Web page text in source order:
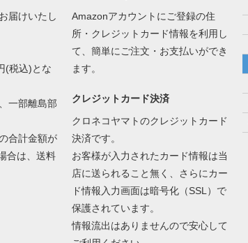
届けいたし
(税込)とな
一部離島部
合計金額が
合は、送料
Amazonアカウントにご登録の住
所・クレジットカード情報を利用し
て、簡単にご注文・お支払いができ
ます。
クレジットカード決済
クロネコヤマトのクレジットカード
決済です。
お客様が入力されたカード情報は当
店に送られること無く、さらにカー
ド情報入力画面は暗号化（SSL）で
保護されています。
情報流出はありませんので安心して